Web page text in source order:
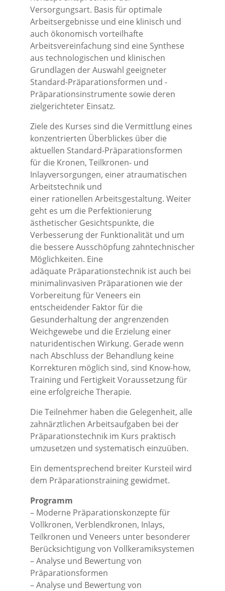
Versorgungsart. Basis für optimale
Arbeitsergebnisse und eine klinisch und
auch ökonomisch vorteilhafte
Arbeitsvereinfachung sind eine Synthese
aus technologischen und klinischen
Grundlagen der Auswahl geeigneter
Standard-Präparationsformen und -
Präparationsinstrumente sowie deren
zielgerichteter Einsatz.
Ziele des Kurses sind die Vermittlung eines
konzentrierten Überblickes über die
aktuellen Standard-Präparationsformen
für die Kronen, Teilkronen- und
Inlayversorgungen, einer atraumatischen
Arbeitstechnik und
einer rationellen Arbeitsgestaltung. Weiter
geht es um die Perfektionierung
ästhetischer Gesichtspunkte, die
Verbesserung der Funktionalität und um
die bessere Ausschöpfung zahntechnischer
Möglichkeiten. Eine
adäquate Präparationstechnik ist auch bei
minimalinvasiven Präparationen wie der
Vorbereitung für Veneers ein
entscheidender Faktor für die
Gesunderhaltung der angrenzenden
Weichgewebe und die Erzielung einer
naturidentischen Wirkung. Gerade wenn
nach Abschluss der Behandlung keine
Korrekturen möglich sind, sind Know-how,
Training und Fertigkeit Voraussetzung für
eine erfolgreiche Therapie.
Die Teilnehmer haben die Gelegenheit, alle
zahnärztlichen Arbeitsaufgaben bei der
Präparationstechnik im Kurs praktisch
umzusetzen und systematisch einzuüben.
Ein dementsprechend breiter Kursteil wird
dem Präparationstraining gewidmet.
Programm
– Moderne Präparationskonzepte für
Vollkronen, Verblendkronen, Inlays,
Teilkronen und Veneers unter besonderer
Berücksichtigung von Vollkeramiksystemen
– Analyse und Bewertung von
Präparationsformen
– Analyse und Bewertung von